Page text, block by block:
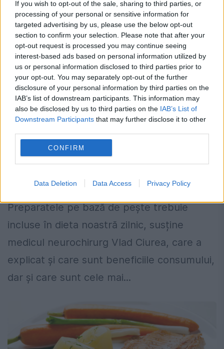
If you wish to opt-out of the sale, sharing to third parties, or
processing of your personal or sensitive information for
targeted advertising by us, please use the below opt-out
section to confirm your selection. Please note that after your
opt-out request is processed you may continue seeing
interest-based ads based on personal information utilized by
us or personal information disclosed to third parties prior to
your opt-out. You may separately opt-out of the further
disclosure of your personal information by third parties on the
IAB’s list of downstream participants. This information may
also be disclosed by us to third parties on the IAB’s List of
Downstream Participants that may further disclose it to other
CONFIRM
Data Deletion Data Access Privacy Policy
Consumul de pește, benefic pentru
sănătatea creierului. Cele mai bune
opțiuni pe care le avem
1 IUNIE 2024
Preparatele pe bază de pește trebuie
incluse în dieta noastră zilnic, susține
medicul neurochirurg Vlad Ciurea, care a
explicat și care sunt beneficiile consumului,
dar și care sunt cele mai...